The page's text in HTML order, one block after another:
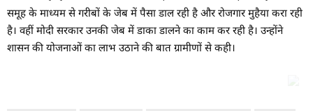
समूह के माध्यम से गरीबों के जेब में पैसा डाल रही है और रोजगार मुहैया करा रही
है। वहीं मोदी सरकार उनकी जेब में डाका डालने का काम कर रही है। उन्होंने
शासन की योजनाओं का लाभ उठाने की बात ग्रामीणों से कही।